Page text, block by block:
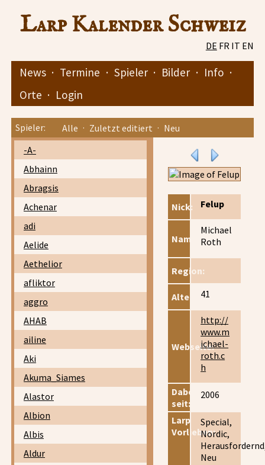
Larp Kalender Schweiz
DE FR IT EN
News · Termine · Spieler · Bilder · Info ·
Orte · Login
Spieler: Alle · Zuletzt editiert · Neu
-A-
Abhainn
Abragsis
Achenar
adi
Aelide
Aethelior
afliktor
aggro
AHAB
ailine
Aki
Akuma_Siames
Alastor
Albion
Albis
Aldur
Nick: Felup
Name:
Michael
Roth
Region:
Alter: 41
Webseite:
http://
www.m
ichael-
roth.c
h
Dabei
seit:
2006
Larp
Vorlieben:
Special,
Nordic,
Neu